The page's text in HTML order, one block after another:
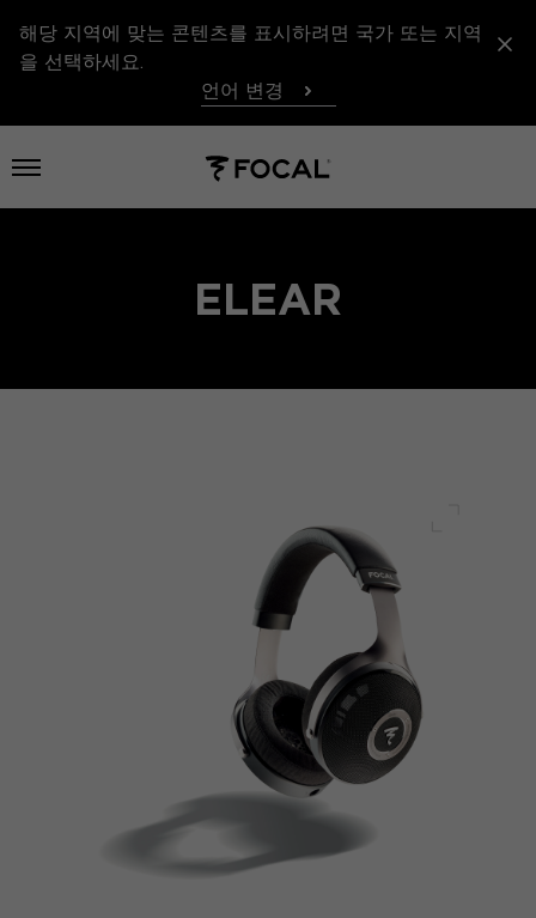
해당 지역에 맞는 콘텐츠를 표시하려면 국가 또는 지역
을 선택하세요.
언어 변경
메뉴 열기
ELEAR